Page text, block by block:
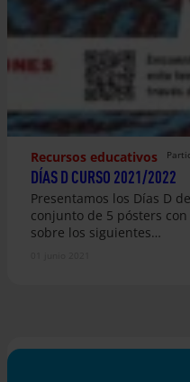
Recursos educativos
DÍAS D CURSO 2021/2022
Presentamos los Días D
conjunto de 5 pósters
sobre los siguientes…